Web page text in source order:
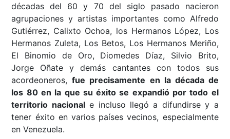
décadas del 60 y 70 del siglo pasado nacieron
agrupaciones y artistas importantes como Alfredo
Gutiérrez, Calixto Ochoa, los Hermanos López, Los
Hermanos Zuleta, Los Betos, Los Hermanos Meriño,
El Binomio de Oro, Diomedes Díaz, Silvio Brito,
Jorge Oñate y demás cantantes con todos sus
acordeoneros,fue precisamente en la década de
los 80 en la que su éxito se expandió por todo el
territorio nacionale incluso llegó a difundirse y a
tener éxito en varios países vecinos, especialmente
en Venezuela.